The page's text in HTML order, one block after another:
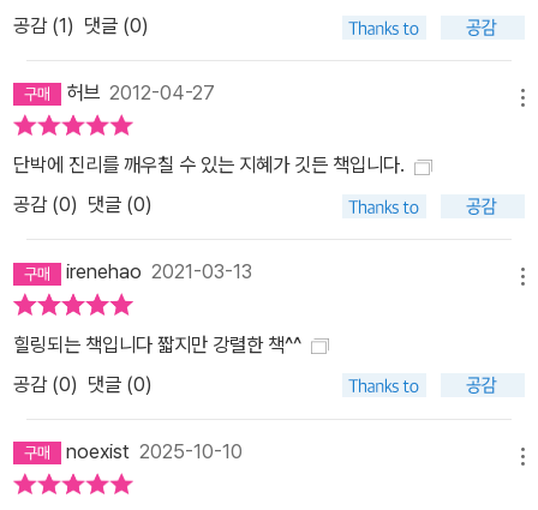
공감 (1) 댓글 (0)
허브 2012-04-27
단박에 진리를 깨우칠 수 있는 지혜가 깃든 책입니다.
공감 (0) 댓글 (0)
irenehao 2021-03-13
힐링되는 책입니다 짧지만 강렬한 책^^
공감 (0) 댓글 (0)
noexist 2025-10-10